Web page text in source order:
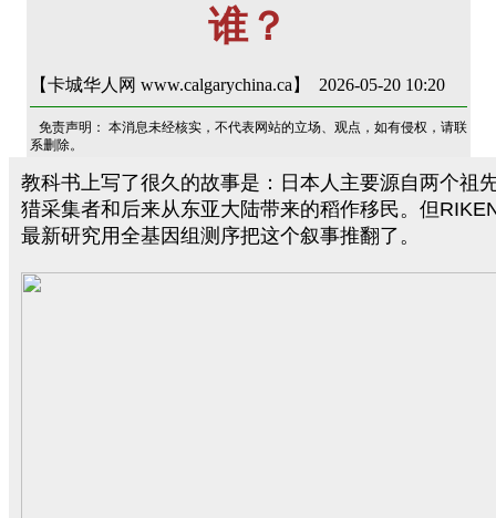
谁？
【卡城华人网 www.calgarychina.ca】 2026-05-20 10:20
免责声明： 本消息未经核实，不代表网站的立场、观点，如有侵权，请联
系删除。
教科书上写了很久的故事是：日本人主要源自两个祖
猎采集者和后来从东亚大陆带来的稻作移民。但
最新研究用全基因组测序把这个叙事推翻了。